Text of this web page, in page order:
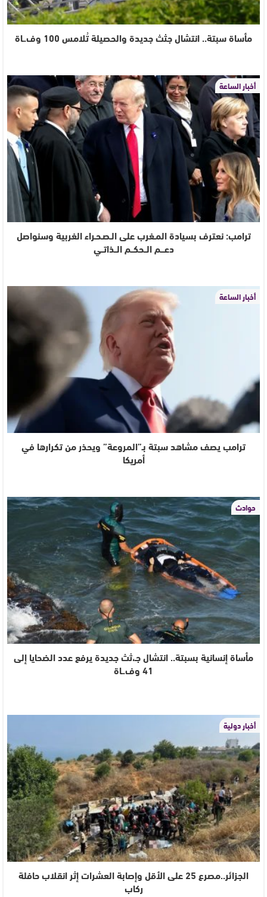
مأساة سبتة.. انتشال جثث جديدة والحصيلة تُلامس 100 وف.ـاة
أخبار الساعة
ترامب: نعترف بسيادة المـغرب على الـصـحـراء الغربية وسنواصل
دعـــم الــحكــم الــذاتــي
أخبار الساعة
ترامب يصف مشاهد سبتة بـ”المروعة” ويحذر من تكرارها في
أمريكا
حوادث
مأساة إنسانية بسبتة.. انتشال جـ،ثث جديدة يرفع عدد الضحايا إلى
41 وف.ـاة
أخبار دولية
الجزائر..مصرع 25 على الأقل وإصابة العشرات إثر انقلاب حافلة
ركاب